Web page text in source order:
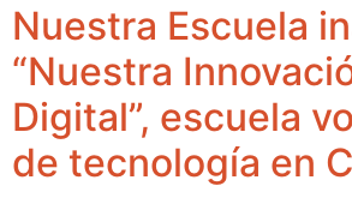
Nuestra Escuela
“Nuestra
Digital”, escuela
de tecnología en